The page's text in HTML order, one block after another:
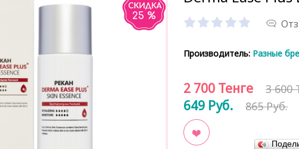
25 %
Производитель: Разные
2 700 Тенге 3 600
649 Руб. 865 Руб.